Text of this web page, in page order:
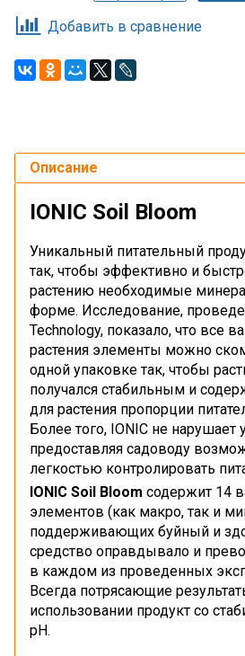
Добавить в сравнение
Описание
IONIC Soil Bloom
Уникальный питательный
так, чтобы эффективно и
растению необходимые
форме. Исследование,
Technology, показало, что все
растения элементы можно
одной упаковке так, чтобы
получался стабильным и
для растения пропорции
Более того, IONIC не нарушает
предоставляя садоводу
легкостью контролировать
IONIC Soil Bloom содержит 14
элементов (как макро, так и
поддерживающих буйный и
средство оправдывало и
в каждом из проведенных
Всегда потрясающие
использовании продукт со
рН.